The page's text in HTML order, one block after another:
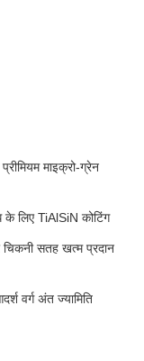
माइक्रो-ग्रेन
के लिए TiAlSiN कोटिंग
सतह खत्म प्रदान
वर्ग अंत ज्यामिति